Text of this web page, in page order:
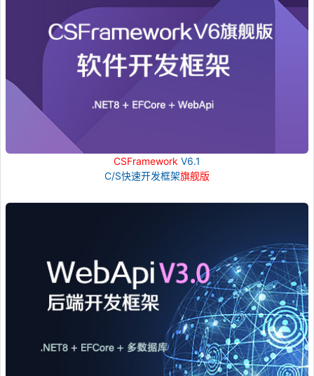
CSFramework V6.1
C/S快速开发框架旗舰版